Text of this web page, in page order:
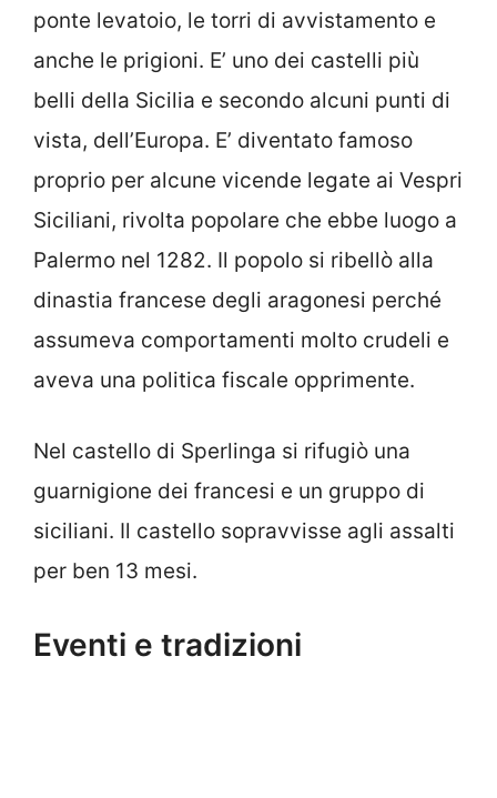
ponte levatoio, le torri di avvistamento e
anche le prigioni. E’ uno dei castelli più
belli della Sicilia e secondo alcuni punti di
vista, dell’Europa. E’ diventato famoso
proprio per alcune vicende legate ai Vespri
Siciliani, rivolta popolare che ebbe luogo a
Palermo nel 1282. Il popolo si ribellò alla
dinastia francese degli aragonesi perché
assumeva comportamenti molto crudeli e
aveva una politica fiscale opprimente.
Nel castello di Sperlinga si rifugiò una
guarnigione dei francesi e un gruppo di
siciliani. Il castello sopravvisse agli assalti
per ben 13 mesi.
Eventi e tradizioni